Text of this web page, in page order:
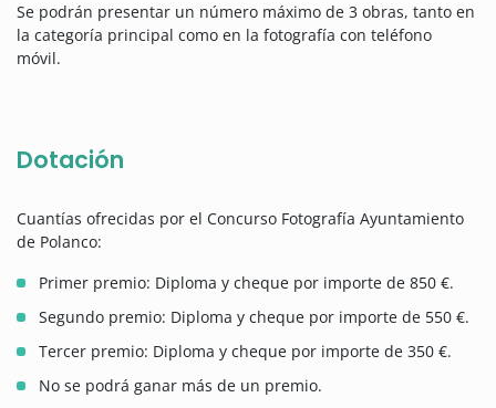
Se podrán presentar un número máximo de 3 obras, tanto en
la categoría principal como en la fotografía con teléfono
móvil.
Dotación
Cuantías ofrecidas por el Concurso Fotografía Ayuntamiento
de Polanco:
Primer premio: Diploma y cheque por importe de 850 €.
Segundo premio: Diploma y cheque por importe de 550 €.
Tercer premio: Diploma y cheque por importe de 350 €.
No se podrá ganar más de un premio.